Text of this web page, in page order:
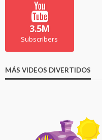
3.5M
Subscribers
MÁS VIDEOS DIVERTIDOS